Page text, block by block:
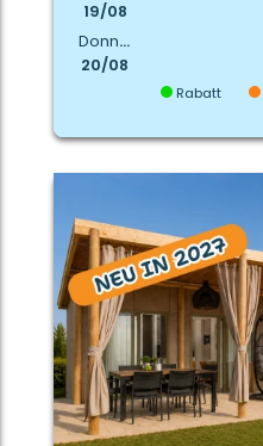
19/08
Donnerstag
20/08
Rabatt